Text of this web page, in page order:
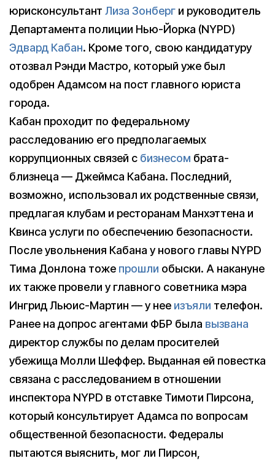
юрисконсультант Лиза Зонберг и руководитель
Департамента полиции Нью-Йорка (NYPD)
Эдвард Кабан. Кроме того, свою кандидатуру
отозвал Рэнди Мастро, который уже был
одобрен Адамсом на пост главного юриста
города.
Кабан проходит по федеральному
расследованию его предполагаемых
коррупционных связей с бизнесом брата-
близнеца — Джеймса Кабана. Последний,
возможно, использовал их родственные связи,
предлагая клубам и ресторанам Манхэттена и
Квинса услуги по обеспечению безопасности.
После увольнения Кабана у нового главы NYPD
Тима Донлона тоже прошли обыски. А накануне
их также провели у главного советника мэра
Ингрид Льюис-Мартин — у нее изъяли телефон.
Ранее на допрос агентами ФБР была вызвана
директор службы по делам просителей
убежища Молли Шеффер. Выданная ей повестка
связана с расследованием в отношении
инспектора NYPD в отставке Тимоти Пирсона,
который консультирует Адамса по вопросам
общественной безопасности. Федералы
пытаются выяснить, мог ли Пирсон,